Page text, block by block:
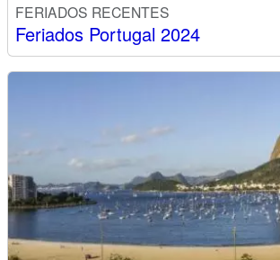
FERIADOS RECENTES
Feriados Portugal 2024